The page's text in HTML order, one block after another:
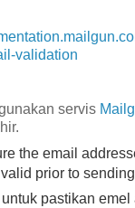
validation
servis
the email
prior to
pastikan